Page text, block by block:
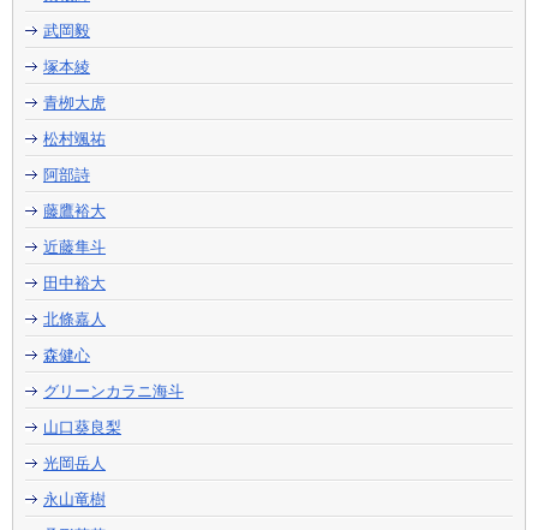
武岡毅
塚本綾
青栁大虎
松村颯祐
阿部詩
藤鷹裕大
近藤隼斗
田中裕大
北條嘉人
森健心
グリーンカラニ海斗
山口葵良梨
光岡岳人
永山竜樹